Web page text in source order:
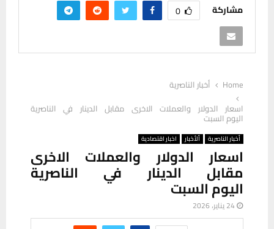
مشاركة 0
Home
أخبار الناصرية
اسعار الدولار والعملات الاخرى مقابل الدينار في الناصرية
اليوم السبت
أخبار الناصرية ألأخبار اخبار اقتصادية
اسعار الدولار والعملات الاخرى
مقابل الدينار في الناصرية
اليوم السبت
24 يناير، 2026